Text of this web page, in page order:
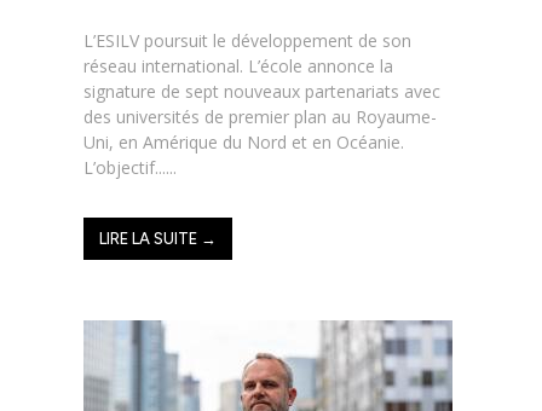
L’ESILV poursuit le développement de son
réseau international. L’école annonce la
signature de sept nouveaux partenariats avec
des universités de premier plan au Royaume-
Uni, en Amérique du Nord et en Océanie.
L’objectif......
LIRE LA SUITE →